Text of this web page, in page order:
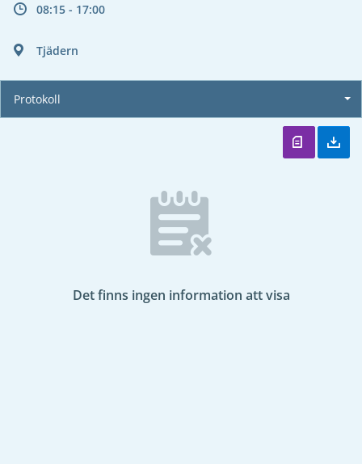
08:15 - 17:00
Tjädern
Protokoll
Det finns ingen information att visa